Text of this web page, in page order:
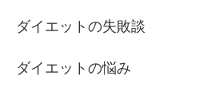
ダイエットの失敗談
ダイエットの悩み